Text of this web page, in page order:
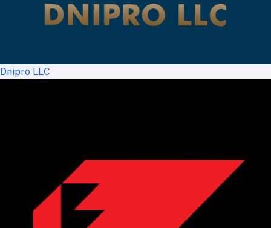
Dnipro LLC